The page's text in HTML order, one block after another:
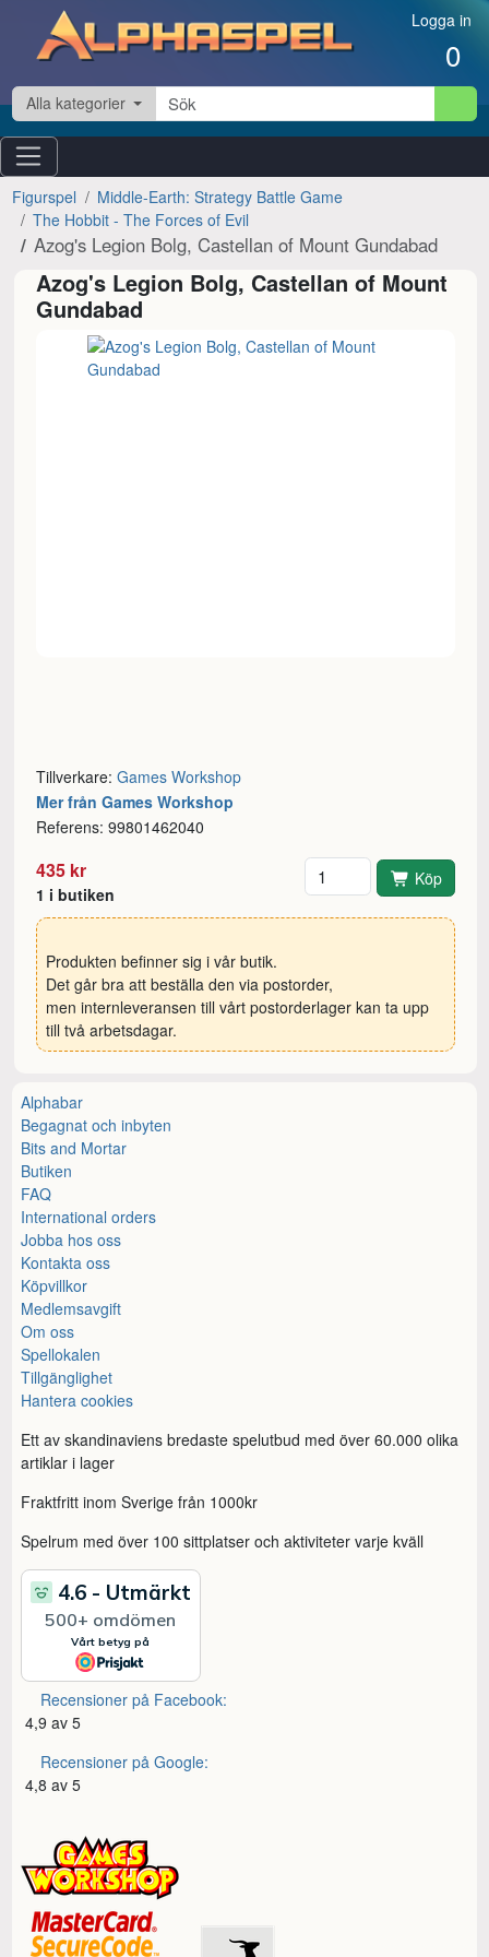
Hoppa till innehåll Logga in
0
Alla kategorier
Figurspel
Middle-Earth: Strategy Battle Game
The Hobbit - The Forces of Evil
Azog's Legion Bolg, Castellan of Mount Gundabad
Azog's Legion Bolg, Castellan of Mount
Gundabad
Tillverkare:Games Workshop
Mer från Games Workshop
Referens: 99801462040
435 kr
1 i butiken
Antal Köp
Produkten befinner sig i vår butik.
Det går bra att beställa den via postorder,
men internleveransen till vårt postorderlager kan ta upp
till två arbetsdagar.
Alphabar
Begagnat och inbyten
Bits and Mortar
Butiken
FAQ
International orders
Jobba hos oss
Kontakta oss
Köpvillkor
Medlemsavgift
Om oss
Spellokalen
Tillgänglighet
Hantera cookies
Ett av skandinaviens bredaste spelutbud med över 60.000 olika
artiklar i lager
Fraktfritt inom Sverige från 1000kr
Spelrum med över 100 sittplatser och aktiviteter varje kväll
Recensioner på Facebook:
4,9 av 5
Recensioner på Google:
4,8 av 5